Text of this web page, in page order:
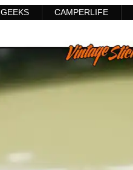
GEEKS CAMPERLIFE